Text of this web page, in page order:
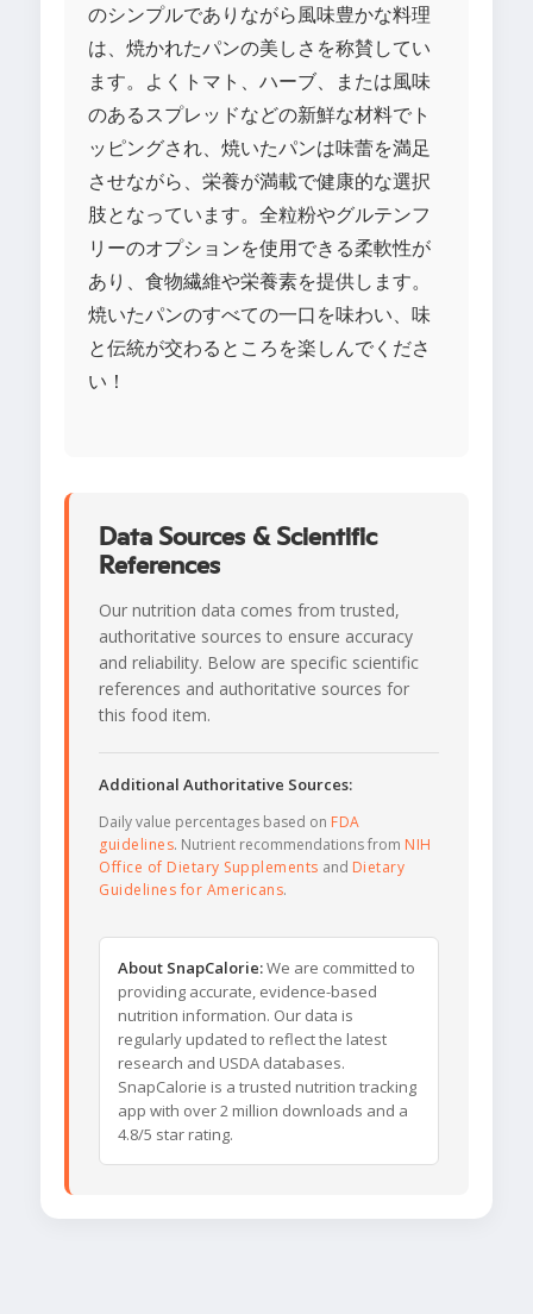
のシンプルでありながら風味豊かな料理
は、焼かれたパンの美しさを称賛してい
ます。よくトマト、ハーブ、または風味
のあるスプレッドなどの新鮮な材料でト
ッピングされ、焼いたパンは味蕾を満足
させながら、栄養が満載で健康的な選択
肢となっています。全粒粉やグルテンフ
リーのオプションを使用できる柔軟性が
あり、食物繊維や栄養素を提供します。
焼いたパンのすべての一口を味わい、味
と伝統が交わるところを楽しんでくださ
い！
Data Sources & Scientific
References
Our nutrition data comes from trusted,
authoritative sources to ensure accuracy
and reliability. Below are specific scientific
references and authoritative sources for
this food item.
Additional Authoritative Sources:
Daily value percentages based on FDA
guidelines. Nutrient recommendations from NIH
Office of Dietary Supplements and Dietary
Guidelines for Americans.
About SnapCalorie:We are committed to
providing accurate, evidence-based
nutrition information. Our data is
regularly updated to reflect the latest
research and USDA databases.
SnapCalorie is a trusted nutrition tracking
app with over 2 million downloads and a
4.8/5 star rating.